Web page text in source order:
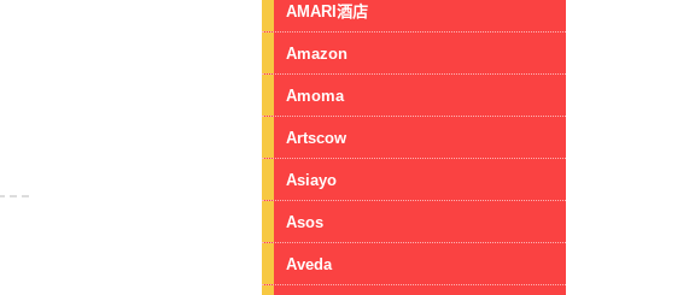
AMARI酒店
Amazon
Amoma
Artscow
Asiayo
Asos
Aveda